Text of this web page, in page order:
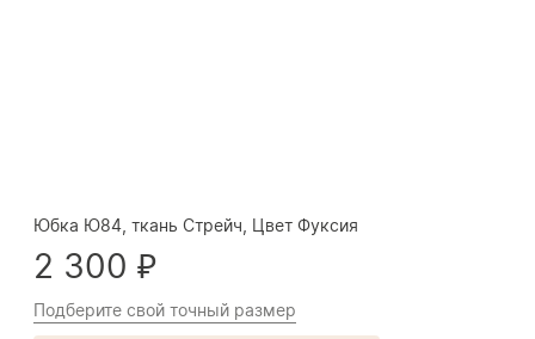
Юбка Ю84, ткань Стрейч, Цвет Фуксия
2 300 ₽
Подберите свой точный размер